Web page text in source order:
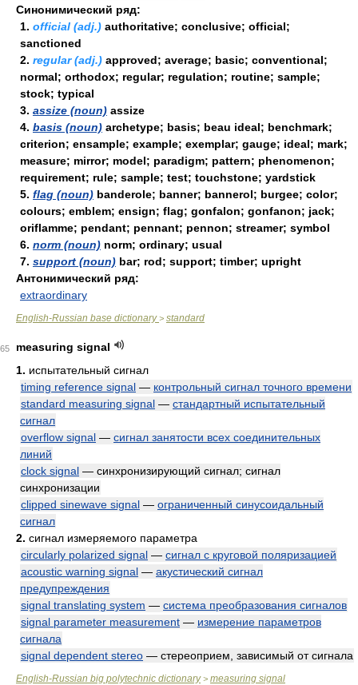
Синонимический ряд:
1. official (adj.) authoritative; conclusive; official;
sanctioned
2. regular (adj.) approved; average; basic; conventional;
normal; orthodox; regular; regulation; routine; sample;
stock; typical
3. assize (noun) assize
4. basis (noun) archetype; basis; beau ideal; benchmark;
criterion; ensample; example; exemplar; gauge; ideal; mark;
measure; mirror; model; paradigm; pattern; phenomenon;
requirement; rule; sample; test; touchstone; yardstick
5. flag (noun) banderole; banner; bannerol; burgee; color;
colours; emblem; ensign; flag; gonfalon; gonfanon; jack;
oriflamme; pendant; pennant; pennon; streamer; symbol
6. norm (noun) norm; ordinary; usual
7. support (noun) bar; rod; support; timber; upright
Антонимический ряд:
extraordinary
English-Russian base dictionary> standard
65
measuring signal
1. испытательный сигнал
timing reference signal — контрольный сигнал точного времени
standard measuring signal — стандартный испытательный
сигнал
overflow signal — сигнал занятости всех соединительных
линий
clock signal — синхронизирующий сигнал; сигнал
синхронизации
clipped sinewave signal — ограниченный синусоидальный
сигнал
2. сигнал измеряемого параметра
circularly polarized signal — сигнал с круговой поляризацией
acoustic warning signal — акустический сигнал
предупреждения
signal translating system — система преобразования сигналов
signal parameter measurement — измерение параметров
сигнала
signal dependent stereo — стереоприем, зависимый от сигнала
English-Russian big polytechnic dictionary> measuring signal